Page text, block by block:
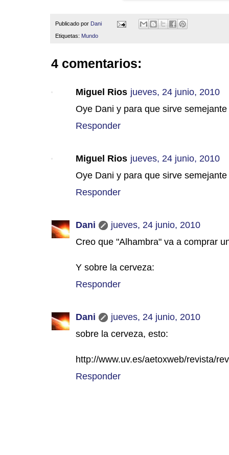
Publicado por Dani
Etiquetas: Mundo
4 comentarios:
Miguel Rios jueves, 24 junio, 2010
Oye Dani y para que sirve
Responder
Miguel Rios jueves, 24 junio, 2010
Oye Dani y para que sirve
Responder
Dani
jueves, 24 junio, 2010
Creo que "Alhambra" va a comprar
Y sobre la cerveza:
Responder
Dani
jueves, 24 junio, 2010
sobre la cerveza, esto:
http://www.uv.es/aetoxweb/revista/
Responder